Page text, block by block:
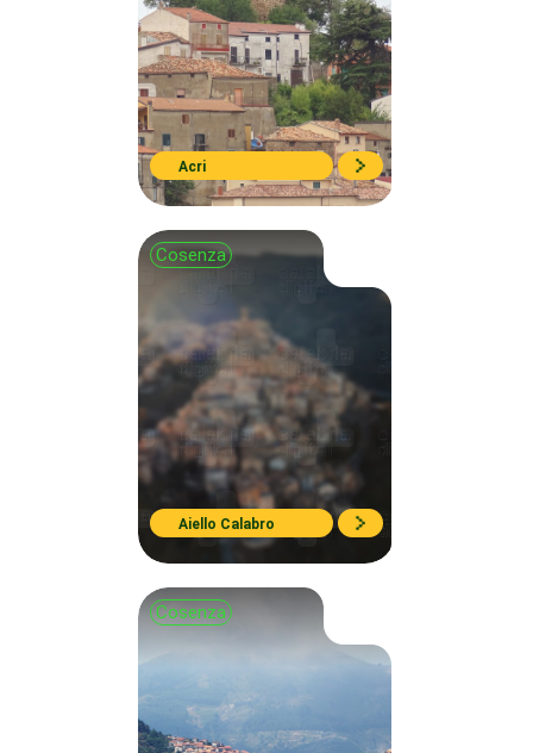
Acri
Cosenza
Aiello Calabro
Cosenza